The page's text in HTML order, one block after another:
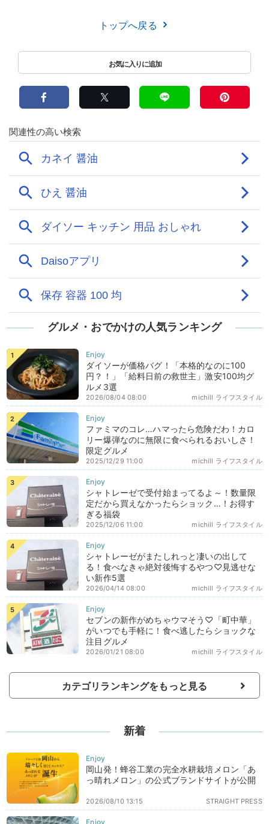
トップへ戻る
グルメ・おでかけの人気ランキング
ダイソーが価格バグ！「本格的なのに100
円？！」「給料日前の救世主」激安100均グ
ルメ3選
michill ライフスタイル
2026/08/04 08:00
ファミマのコレ…ハマったら危険だわ！カロ
リー爆弾なのに無限に食べられるおいしさ！
限定グルメ
michill ライフスタイル
2025/12/29 11:00
シャトレーゼで受付始まってるよ～！数量限
定だから買えなかったらショック…！お得す
ぎる福袋
michill ライフスタイル
2025/12/06 11:00
シャトレーゼがまたしれっと凄いの出して
る！食べなきゃ絶対後悔するやつ♡見逃せな
い新作5選
michill ライフスタイル
2026/04/14 08:00
セブンの新作がめちゃウマそう♡「町中華」
がいつでも手軽に！食べ逃したらショックな
注目グルメ
michill ライフスタイル
2026/01/21 08:00
カテゴリランキングをもっと見る
新着
岡山発！蜂谷工業の完全水耕栽培メロン「あ
っ晴れメロン」の公式ブランドサイトが公開
STRAIGHT PRESS
2026/08/10 13:15